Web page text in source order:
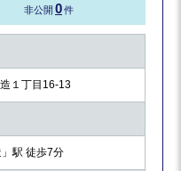
非公開 0件
１丁目16-13
駅 徒歩7分